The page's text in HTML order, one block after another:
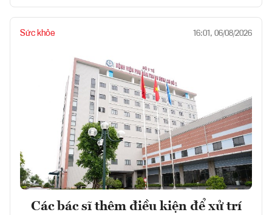
Sức khỏe 16:01, 06/08/2026
Các bác sĩ thêm điều kiện để xử trí